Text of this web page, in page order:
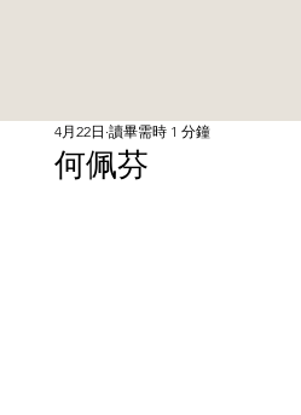
何佩芬
4月22日 讀畢需時 1 分鐘